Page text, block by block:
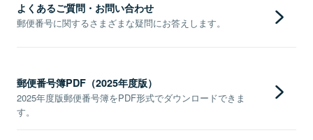
よくあるご質問・お問い合わせ
郵便番号に関するさまざまな疑問にお答えします。
郵便番号簿PDF（2025年度版）
2025年度版郵便番号簿をPDF形式でダウンロードできま
す。